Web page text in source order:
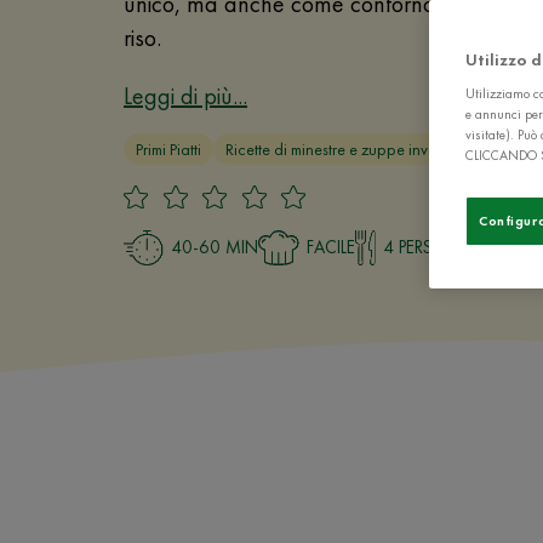
riso.
Leggi di più...
Primi Piatti Ricette di minestre e zuppe invernali e estive
40-60 MIN FACILE 4 PERSONE
Utilizzo
Utilizziamo
e annunci
visitate). Può
CLICCANDO